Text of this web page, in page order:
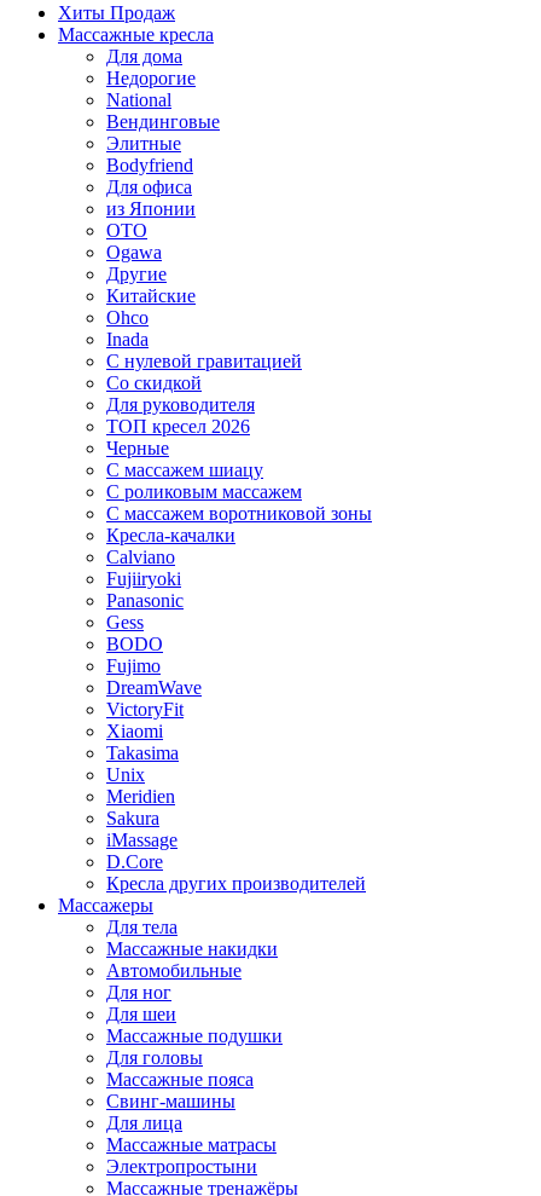
Хиты Продаж
Массажные кресла
Для дома
Недорогие
National
Вендинговые
Элитные
Bodyfriend
Для офиса
из Японии
OTO
Ogawa
Другие
Китайские
Ohco
Inada
С нулевой гравитацией
Со скидкой
Для руководителя
ТОП кресел 2026
Черные
С массажем шиацу
С роликовым массажем
С массажем воротниковой зоны
Кресла-качалки
Calviano
Fujiiryoki
Panasonic
Gess
BODO
Fujimo
DreamWave
VictoryFit
Xiaomi
Takasima
Unix
Meridien
Sakura
iMassage
D.Core
Кресла других производителей
Массажеры
Для тела
Массажные накидки
Автомобильные
Для ног
Для шеи
Массажные подушки
Для головы
Массажные пояса
Свинг-машины
Для лица
Массажные матрасы
Электропростыни
Массажные тренажёры